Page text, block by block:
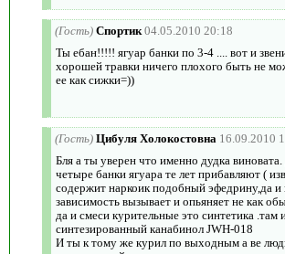
(Гость) Спортик 04.05.2010 20:18
Ты ебан!!!!! ягуар банки по 3-4 .... вот и
хорошей травки ничего плохого быть не
ее как сижки=))
(Гость) Цибуля Холокостовна 16.09.2010
Бля а ты уверен что именно дудка
четыре банки ягуара те лет прибавляют (
содержит наркоик подобный эфедрину,да и
зависимость вызывает и опьяняет не как
да и смеси курительные это синтетика .там
синтезированный канабинол JWH-018
И ты к тому же курил по выходным а ве